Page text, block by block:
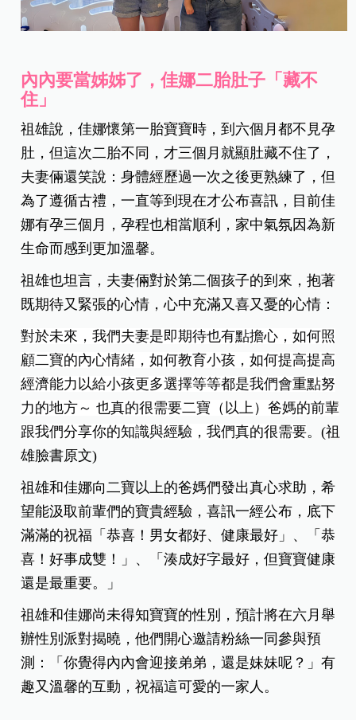
內內要當姊姊了，佳娜二胎肚子「藏不
住」
祖雄說，佳娜懷第一胎寶寶時，到六個月都不見孕
肚，但這次二胎不同，才三個月就顯肚藏不住了，
夫妻倆還笑說：身體經歷過一次之後更熟練了，但
為了遵循古禮，一直等到現在才公布喜訊，目前佳
娜有孕三個月，孕程也相當順利，家中氣氛因為新
生命而感到更加溫馨。
祖雄也坦言，夫妻倆對於第二個孩子的到來，抱著
既期待又緊張的心情，心中充滿又喜又憂的心情：
對於未來，我們夫妻是即期待也有點擔心，如何照
顧二寶的內心情緒，如何教育小孩，如何提高提高
經濟能力以給小孩更多選擇等等都是我們會重點努
力的地方～ 也真的很需要二寶（以上）爸媽的前輩
跟我們分享你的知識與經驗，我們真的很需要。(祖
雄臉書原文)
祖雄和佳娜向二寶以上的爸媽們發出真心求助，希
望能汲取前輩們的寶貴經驗，喜訊一經公布，底下
滿滿的祝福「恭喜！男女都好、健康最好」、「恭
喜！好事成雙！」、「湊成好字最好，但寶寶健康
還是最重要。」
祖雄和佳娜尚未得知寶寶的性別，預計將在六月舉
辦性別派對揭曉，他們開心邀請粉絲一同參與預
測：「你覺得內內會迎接弟弟，還是妹妹呢？」有
趣又溫馨的互動，祝福這可愛的一家人。